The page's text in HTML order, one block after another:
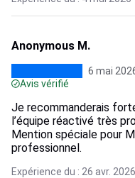
Anonymous M.
6 mai
Avis vérifié
Je recommanderais
l’équipe réactivé très
Mention spéciale pour
professionnel.
Expérience du : 26 avr. 2026